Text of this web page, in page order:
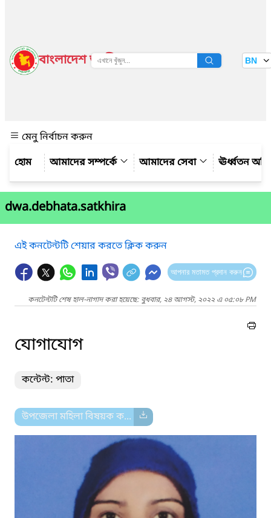
বাংলাদেশ জাতীয় তথ্য বাতায়ন BN
মেনু নির্বাচন করুন
আমাদের সম্পর্কে
আমাদের সেবা ঊর্ধ্বতন
dwa.debhata.satkhira
এই কনটেন্টটি শেয়ার করতে ক্লিক করুন
আপনার মতামত প্রদান করুন
কনটেন্টটি শেষ হাল-নাগাদ করা হয়েছে: বুধবার, ২৪ আগস্ট, ২০২২ এ ০৫:০৮ PM
যোগাযোগ
কন্টেন্ট: পাতা
উপজেলা মহিলা বিষয়ক ক...